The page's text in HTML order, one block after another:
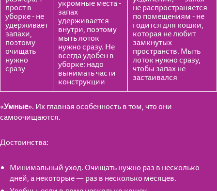
прост в
уборке - не
удерживает
запахи,
поэтому
очищать
нужно
сразу
укромные места -
запах
удерживается
внутри, поэтому
мыть лоток
нужно сразу. Не
всегда удобен в
уборке: надо
вынимать части
конструкции
не распространяется
по помещениям - не
годится для кошки,
которая не любит
замкнутых
пространств. Мыть
лоток нужно сразу,
чтобы запах не
застаивался
«Умные». Их главная особенность в том, что они
самоочищаются.
Достоинства:
Минимальный уход. Очищать нужно раз в несколько
дней, а некоторые — раз в несколько месяцев.